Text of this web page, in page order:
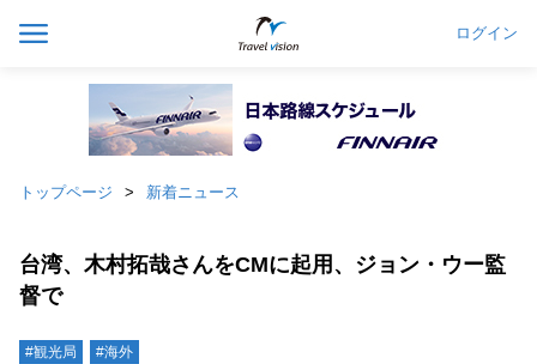
ログイン
トップページ 新着ニュース
台湾、木村拓哉さんをCMに起用、ジョン・ウー監
督で
#観光局 #海外